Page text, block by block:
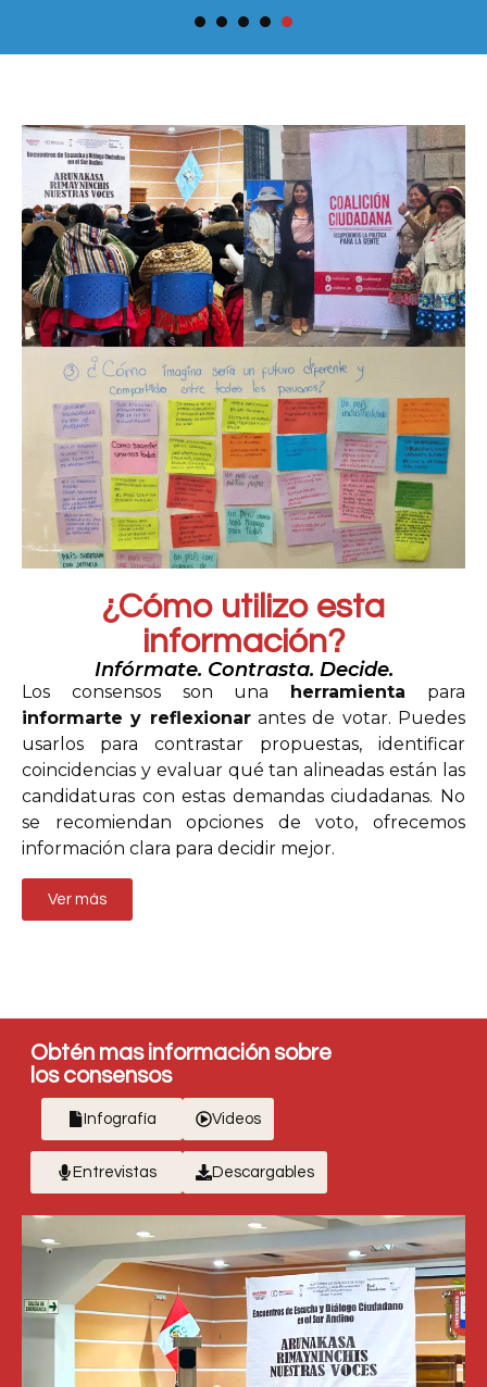
¿Cómo utilizo esta
información?
Infórmate. Contrasta. Decide.
Los consensos son una herramienta para
informarte y reflexionarantes de votar. Puedes
usarlos para contrastar propuestas, identificar
coincidencias y evaluar qué tan alineadas están las
candidaturas con estas demandas ciudadanas. No
se recomiendan opciones de voto, ofrecemos
información clara para decidir mejor.
Ver más
Obtén mas información sobre
los consensos
Infografía Videos
Entrevistas Descargables